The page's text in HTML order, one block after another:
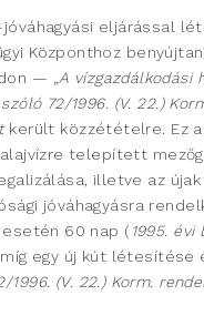
eljárással
Központhoz
—
„A vízgazdálkodási
72/1996. (V. 22.)
került közzétételre. Ez
telepített
illetve az
jóváhagyásra
60 nap ( 1995. évi
egy új kút létesítése
1996. (V. 22.) Korm.